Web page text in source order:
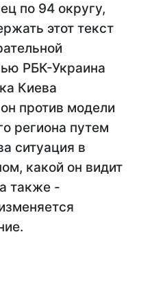
по 94 округу,
этот текст
РБК-Украина
Киева
против модели
региона путем
ситуация в
какой он видит
также -